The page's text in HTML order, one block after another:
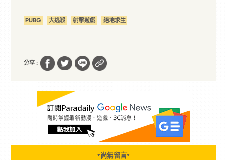
PUBG 大逃殺 射擊遊戲 絕地求生
分享 :
▼ 尚無留言▼